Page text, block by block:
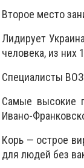
Второе место
Лидирует
человека, из них
Специалисты ВОЗ
Самые высокие
Ивано-
Корь — острое
для людей без